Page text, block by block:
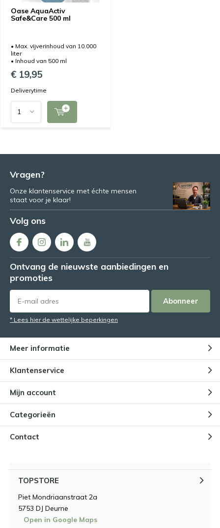
Oase AquaActiv
Safe&Care 500 ml
• Max. vijverinhoud van 10.000
liter
• Inhoud van 500 ml
€ 19,95
Deliverytime
Vragen?
Onze klantenservice met échte mensen
staat voor je klaar!
Volg ons
Ontvang de nieuwste aanbiedingen en
promoties
Abonneer
* Lees hier de wettelijke beperkingen
Meer informatie
Klantenservice
Mijn account
Categorieën
Contact
TOPSTORE
Piet Mondriaanstraat 2a
5753 DJ Deurne
Open in Google Maps